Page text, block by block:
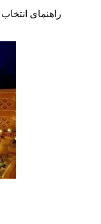
راهنمای